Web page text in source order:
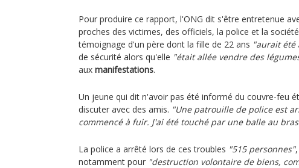
Pour produire ce rapport, l'ONG dit s'être entretenue
proches des victimes, des officiels, la police et la
témoignage d'un père dont la fille de 22 ans "aurait été
de sécurité alors qu'elle "était allée vendre des
aux manifestations.
Un jeune qui dit n'avoir pas été informé du couvre-feu
discuter avec des amis. "Une patrouille de police est
commencé à fuir. J'ai été touché par une balle au
La police a arrêté lors de ces troubles "515 personnes"
notamment pour "destruction volontaire de biens,